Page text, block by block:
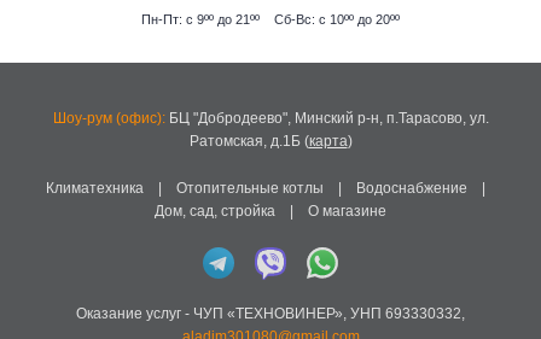
Пн-Пт: с 9ºº до 21ºº Сб-Вс: с 10ºº до 20ºº
Шоу-рум (офис):БЦ "Добродеево", Минский р-н, п.Тарасово, ул.
Ратомская, д.1Б(карта)
Климатехника| Отопительные котлы Водоснабжение
Дом, сад, стройка
О магазине
Оказание услуг - ЧУП «ТЕХНОВИНЕР», УНП 693330332,